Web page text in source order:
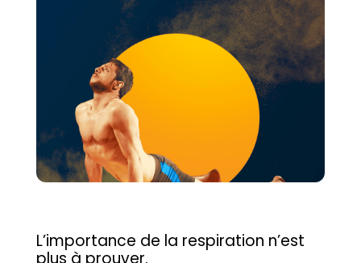
L’importance de la respiration n’est
plus à prouver.